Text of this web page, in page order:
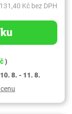
131,40 Kč bez DPH
)
8. - 11. 8.